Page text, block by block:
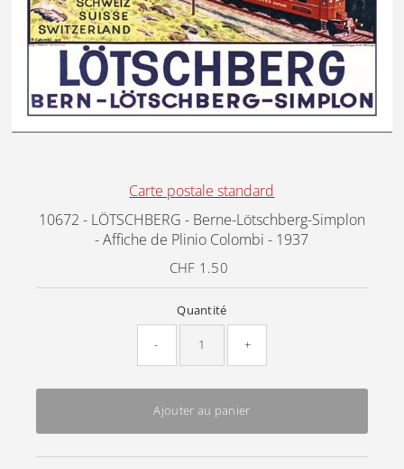
Carte postale standard
10672 - LÖTSCHBERG - Berne-Lötschberg-Simplon
- Affiche de Plinio Colombi - 1937
Prix
ordinaire
CHF 1.50
Quantité
- +
Ajouter au panier